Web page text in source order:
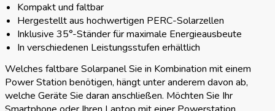
Kompakt und faltbar
Hergestellt aus hochwertigen PERC-Solarzellen
Inklusive 35°-Ständer für maximale Energieausbeute
In verschiedenen Leistungsstufen erhältlich
Welches faltbare Solarpanel Sie in Kombination mit einem
Power Station benötigen, hängt unter anderem davon ab,
welche Geräte Sie daran anschließen. Möchten Sie Ihr